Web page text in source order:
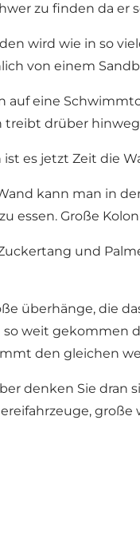
zu finden da er
wird wie in so
von einem
auf eine
treibt drüber
es jetzt Zeit die
kann man in
essen. Große
und
überhänge, die
so weit
den gleichen
denken Sie